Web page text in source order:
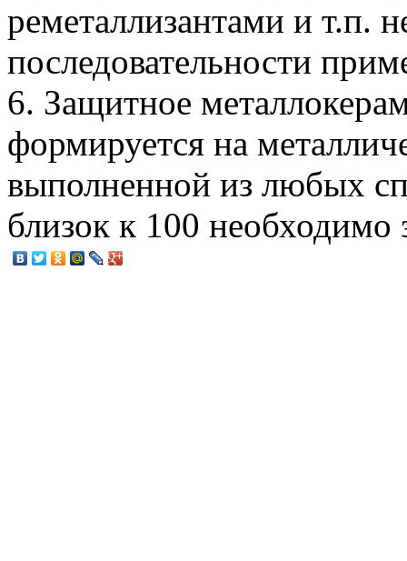
реметаллизантами и т.п.
последовательности
6. Защитное
формируется на
выполненной из любых
близок к 100 необходимо